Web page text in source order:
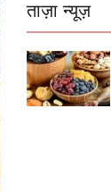
ताज़ा न्यूज़